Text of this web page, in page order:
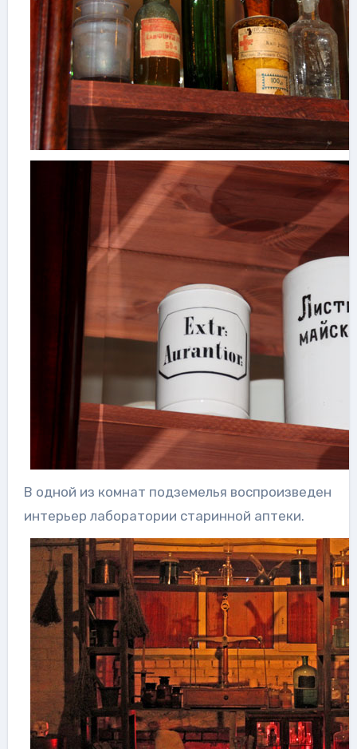
В одной из комнат подземелья воспроизведен
интерьер лаборатории старинной аптеки.